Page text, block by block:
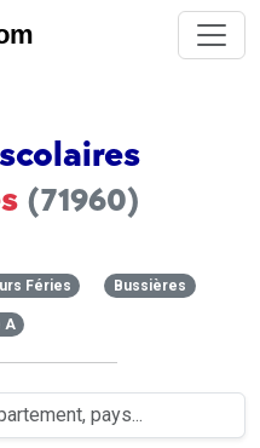
(71960)
Féries Bussières
A